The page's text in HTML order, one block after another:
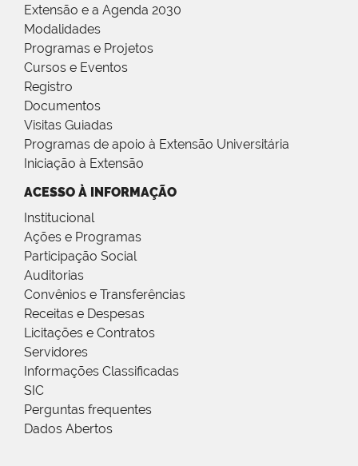
Extensão e a Agenda 2030
Modalidades
Programas e Projetos
Cursos e Eventos
Registro
Documentos
Visitas Guiadas
Programas de apoio à Extensão Universitária
Iniciação à Extensão
ACESSO À INFORMAÇÃO
Institucional
Ações e Programas
Participação Social
Auditorias
Convênios e Transferências
Receitas e Despesas
Licitações e Contratos
Servidores
Informações Classificadas
SIC
Perguntas frequentes
Dados Abertos